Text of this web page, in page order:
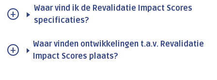
Waar vind ik de Revalidatie Impact Scores
specificaties?
Waar vinden ontwikkelingen t.a.v. Revalidatie
Impact Scores plaats?